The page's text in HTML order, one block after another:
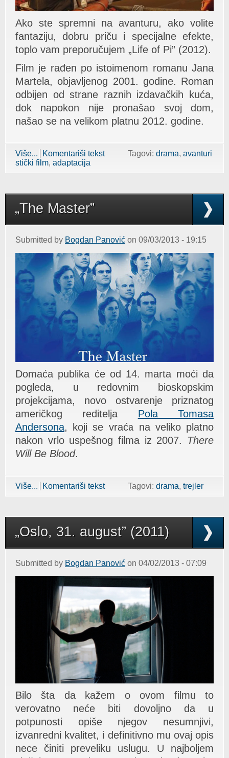
Ako ste spremni na avanturu, ako volite
fantaziju, dobru priču i specijalne efekte,
toplo vam preporučujem „Life of Pi” (2012).
Film je rađen po istoimenom romanu Jana
Martela, objavljenog 2001. godine. Roman
odbijen od strane raznih izdavačkih kuća,
dok napokon nije pronašao svoj dom,
našao se na velikom platnu 2012. godine.
Više... about „Life of Pi” (2012)
Komentariši tekst Tagovi: drama avanturi
stički film adaptacija
„The Master”
Submitted by Bogdan Panović on 09/03/2013 - 19:15
Domaća publika će od 14. marta moći da
pogleda, u redovnim bioskopskim
projekcijama, novo ostvarenje priznatog
američkog reditelja Pola Tomasa
Andersona, koji se vraća na veliko platno
nakon vrlo uspešnog filma iz 2007. There
Will Be Blood.
Više... about „The Master”
Komentariši tekst Tagovi: drama trejler
„Oslo, 31. august” (2011)
Submitted by Bogdan Panović on 04/02/2013 - 07:09
Bilo šta da kažem o ovom filmu to
verovatno neće biti dovoljno da u
potpunosti opiše njegov nesumnjivi,
izvanredni kvalitet, i definitivno mu ovaj opis
nece činiti preveliku uslugu. U najboljem